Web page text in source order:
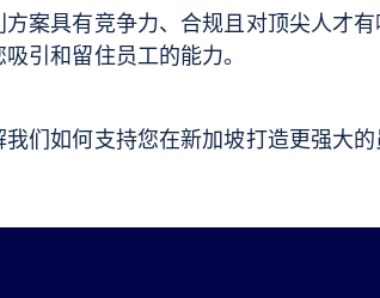
案具有竞争力、合规且对顶尖人才
引和留住员工的能力。
我们如何支持您在新加坡打造更强大的